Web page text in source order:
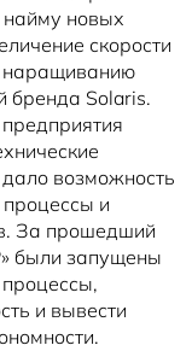
найму новых
скорости
наращиванию
бренда Solaris.
возможность
и
За прошедший
были запущены
и вывести